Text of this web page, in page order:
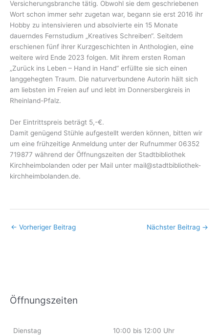
Öffnungszeiten
Dienstag 10:00 bis 12:00 Uhr
Versicherungsbranche tätig. Obwohl sie dem geschriebenen
Wort schon immer sehr zugetan war, begann sie erst 2016 ihr
Hobby zu intensivieren und absolvierte ein 15 Monate
dauerndes Fernstudium „Kreatives Schreiben“. Seitdem
erschienen fünf ihrer Kurzgeschichten in Anthologien, eine
weitere wird Ende 2023 folgen. Mit ihrem ersten Roman
„Zurück ins Leben – Hand in Hand“ erfüllte sie sich einen
langgehegten Traum. Die naturverbundene Autorin hält sich
am liebsten im Freien auf und lebt im Donnersbergkreis in
Rheinland-Pfalz.
Der Eintrittspreis beträgt 5,-€.
Damit genügend Stühle aufgestellt werden können, bitten wir
um eine frühzeitige Anmeldung unter der Rufnummer 06352
719877 während der Öffnungszeiten der Stadtbibliothek
Kirchheimbolanden oder per Mail unter mail@stadtbibliothek-
kirchheimbolanden.de.
← Vorheriger Beitrag Nächster Beitrag →